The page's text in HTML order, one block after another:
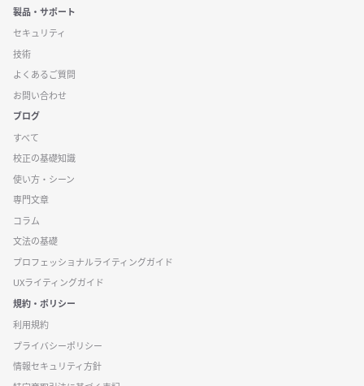
製品・サポート
セキュリティ
技術
よくあるご質問
お問い合わせ
ブログ
すべて
校正の基礎知識
使い方・シーン
専門文章
コラム
文法の基礎
プロフェッショナルライティングガイド
UXライティングガイド
規約・ポリシー
利用規約
プライバシーポリシー
情報セキュリティ方針